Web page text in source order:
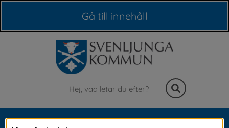
Gå till innehåll
Sök